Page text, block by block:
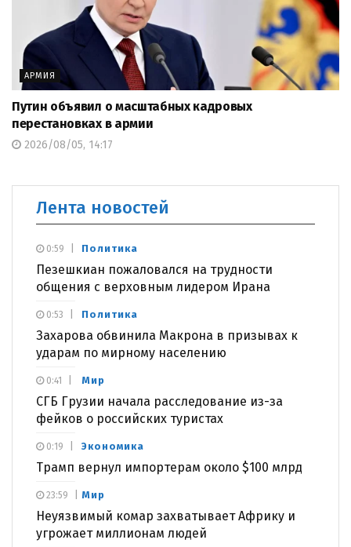
АРМИЯ
Путин объявил о масштабных кадровых
перестановках в армии
2026/08/05, 14:17
Лента новостей
Политика
Пезешкиан пожаловался на трудности
общения с верховным лидером Ирана
0:59
Политика
Захарова обвинила Макрона в призывах к
ударам по мирному населению
0:53
Мир
СГБ Грузии начала расследование из-за
фейков о российских туристах
0:41
Экономика
Трамп вернул импортерам около $100 млрд
0:19
Мир
Неуязвимый комар захватывает Африку и
угрожает миллионам людей
23:59